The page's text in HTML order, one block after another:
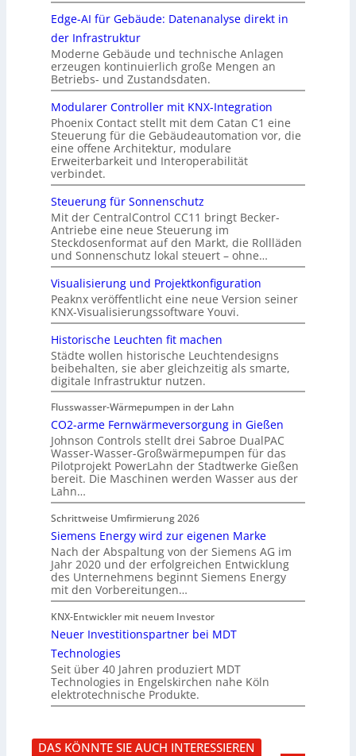
Edge-AI für Gebäude: Datenanalyse direkt in
der Infrastruktur
Moderne Gebäude und technische Anlagen
erzeugen kontinuierlich große Mengen an
Betriebs- und Zustandsdaten.
Modularer Controller mit KNX-Integration
Phoenix Contact stellt mit dem Catan C1 eine
Steuerung für die Gebäudeautomation vor, die
eine offene Architektur, modulare
Erweiterbarkeit und Interoperabilität
verbindet.
Steuerung für Sonnenschutz
Mit der CentralControl CC11 bringt Becker-
Antriebe eine neue Steuerung im
Steckdosenformat auf den Markt, die Rollläden
und Sonnenschutz lokal steuert – ohne…
Visualisierung und Projektkonfiguration
Peaknx veröffentlicht eine neue Version seiner
KNX-Visualisierungssoftware Youvi.
Historische Leuchten fit machen
Städte wollen historische Leuchtendesigns
beibehalten, sie aber gleichzeitig als smarte,
digitale Infrastruktur nutzen.
Flusswasser-Wärmepumpen in der Lahn
CO2-arme Fernwärmeversorgung in Gießen
Johnson Controls stellt drei Sabroe DualPAC
Wasser-Wasser-Großwärmepumpen für das
Pilotprojekt PowerLahn der Stadtwerke Gießen
bereit. Die Maschinen werden Wasser aus der
Lahn…
Schrittweise Umfirmierung 2026
Siemens Energy wird zur eigenen Marke
Nach der Abspaltung von der Siemens AG im
Jahr 2020 und der erfolgreichen Entwicklung
des Unternehmens beginnt Siemens Energy
mit den Vorbereitungen…
KNX-Entwickler mit neuem Investor
Neuer Investitionspartner bei MDT
Technologies
Seit über 40 Jahren produziert MDT
Technologies in Engelskirchen nahe Köln
elektrotechnische Produkte.
DAS KÖNNTE SIE AUCH INTERESSIEREN